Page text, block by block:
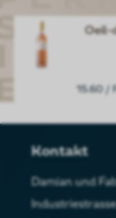
Oeil-
15.60/
Kontakt
Damian und